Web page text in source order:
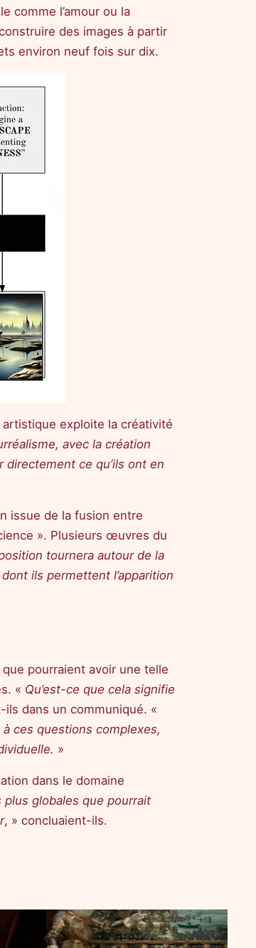
comme l’amour ou la
des images à partir
environ neuf fois sur dix.
exploite la créativité
avec la création
directement ce qu’ils ont en
issue de la fusion entre
». Plusieurs œuvres du
tournera autour de la
ils permettent l’apparition
pourraient avoir une telle
« Qu’est-ce que cela signifie
ils dans un communiqué. «
ces questions complexes,
»
dans le domaine
globales que pourrait
, » concluaient-ils.